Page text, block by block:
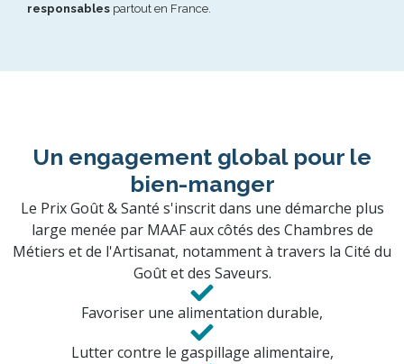
responsables partout en France.
Un engagement global pour le
bien-manger
Le Prix Goût & Santé s'inscrit dans une démarche plus
large menée par MAAF aux côtés des Chambres de
Métiers et de l'Artisanat, notamment à travers la Cité du
Goût et des Saveurs.
Favoriser une alimentation durable,
Lutter contre le gaspillage alimentaire,